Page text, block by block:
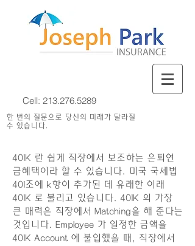
Cell: 213.276.5289
한 번의 질문으로 당신의 미래가 달라질
수 있습니다.
401K 란 쉽게 직장에서 보조하는 은퇴연
금혜택이라 할 수 있습니다. 미국 국세법
401조에 k항이 추가된 데 유래한 이래
401K 로 불리고 있습니다. 401K 의 가장
큰 매력은 직장에서 Matching을 해 준다는
것입니다. Employee 가 일정한 금액을
401K Account 에 불입했을 때, 직장에서